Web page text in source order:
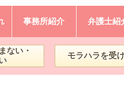
事務所紹介 弁護士紹
ない・
モラハラを受